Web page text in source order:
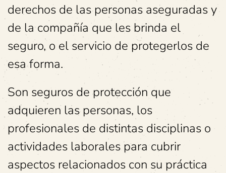
derechos de las personas aseguradas y
de la compañía que les brinda el
seguro, o el servicio de protegerlos de
esa forma.
Son seguros de protección que
adquieren las personas, los
profesionales de distintas disciplinas o
actividades laborales para cubrir
aspectos relacionados con su práctica